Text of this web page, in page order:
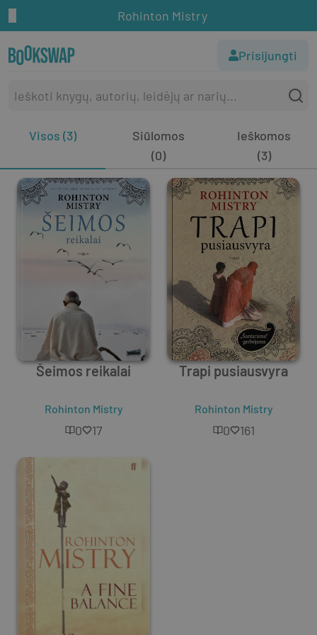
Rohinton Mistry
Prisijungti
Visos (3)
Siūlomos
(0)
Ieškomos
(3)
Šeimos reikalai
Rohinton Mistry
0 17
Trapi pusiausvyra
Rohinton Mistry
0 161